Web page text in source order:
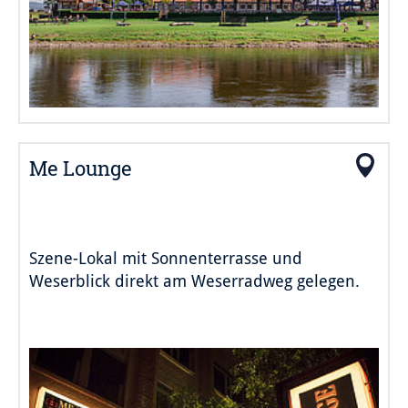
Me Lounge
Szene-Lokal mit Sonnenterrasse und
Weserblick direkt am Weserradweg gelegen.